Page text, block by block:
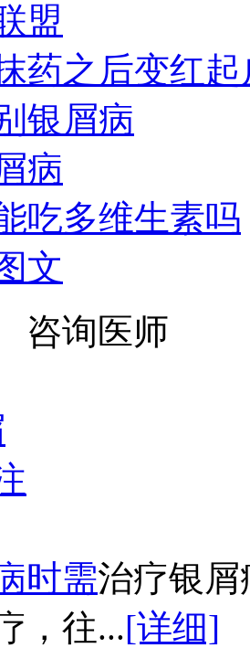
盟
药之后变红起
银屑病
病
吃多维生素吗
文
咨询医师
时需治疗银
，往...[详细]